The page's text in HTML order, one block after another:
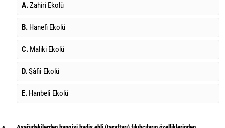
A.Zahiri Ekolü
B. Hanefi Ekolü
C. Maliki Ekolü
D.Şâfiî Ekolü
E. Hanbelî Ekolü